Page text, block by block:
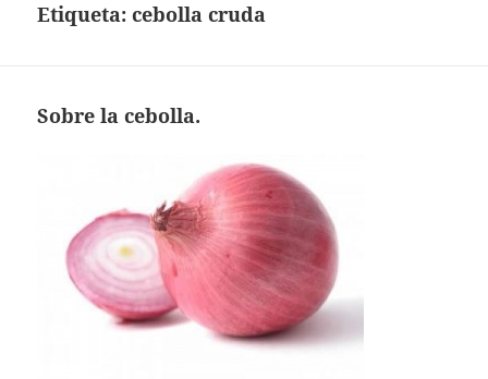
Etiqueta:cebolla cruda
Sobre la cebolla.